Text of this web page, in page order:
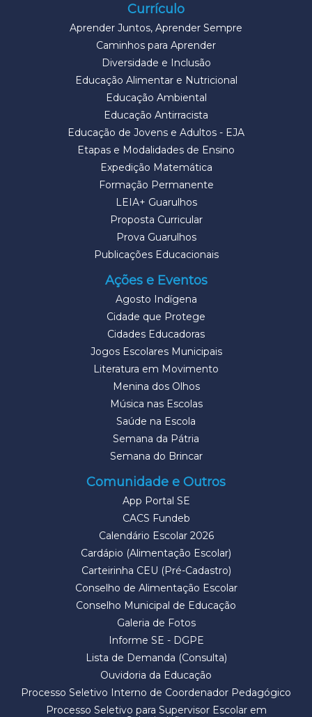
Currículo
Aprender Juntos, Aprender Sempre
Caminhos para Aprender
Diversidade e Inclusão
Educação Alimentar e Nutricional
Educação Ambiental
Educação Antirracista
Educação de Jovens e Adultos - EJA
Etapas e Modalidades de Ensino
Expedição Matemática
Formação Permanente
LEIA+ Guarulhos
Proposta Curricular
Prova Guarulhos
Publicações Educacionais
Ações e Eventos
Agosto Indígena
Cidade que Protege
Cidades Educadoras
Jogos Escolares Municipais
Literatura em Movimento
Menina dos Olhos
Música nas Escolas
Saúde na Escola
Semana da Pátria
Semana do Brincar
Comunidade e Outros
App Portal SE
CACS Fundeb
Calendário Escolar 2026
Cardápio (Alimentação Escolar)
Carteirinha CEU (Pré-Cadastro)
Conselho de Alimentação Escolar
Conselho Municipal de Educação
Galeria de Fotos
Informe SE - DGPE
Lista de Demanda (Consulta)
Ouvidoria da Educação
Processo Seletivo Interno de Coordenador Pedagógico
Processo Seletivo para Supervisor Escolar em